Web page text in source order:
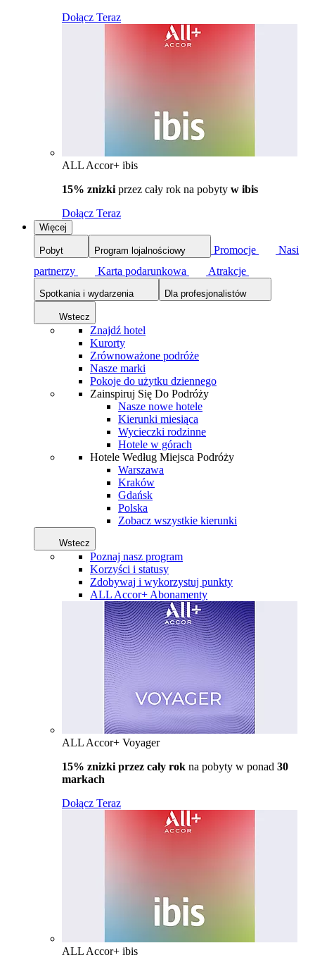
Dołącz Teraz
ALL Accor+ ibis
15% znizki przez cały rok na pobyty w ibis
Dołącz Teraz
Więcej
Pobyt Program lojalnościowy Promocje
Nasi
partnerzy
Karta podarunkowa Atrakcje
Spotkania i wydarzenia Dla profesjonalistów
Wstecz
Znajdź hotel
Kurorty
Zrównoważone podróże
Nasze marki
Pokoje do użytku dziennego
Zainspiruj Się Do Podróży
Nasze nowe hotele
Kierunki miesiąca
Wycieczki rodzinne
Hotele w górach
Hotele Według Miejsca Podróży
Warszawa
Kraków
Gdańsk
Polska
Zobacz wszystkie kierunki
Wstecz
Poznaj nasz program
Korzyści i statusy
Zdobywaj i wykorzystuj punkty
ALL Accor+ Abonamenty
ALL Accor+ Voyager
15% znizki przez cały rok na pobyty w ponad 30
markach
Dołącz Teraz
ALL Accor+ ibis